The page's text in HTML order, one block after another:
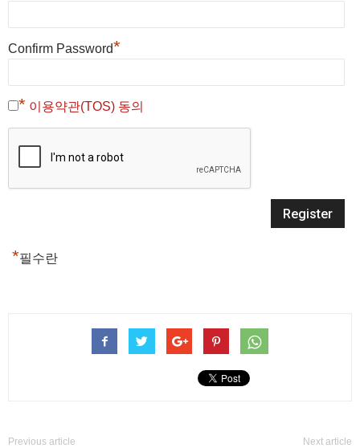
Confirm Password*
* 이용약관(TOS) 동의
*필수란
Previous article Next article